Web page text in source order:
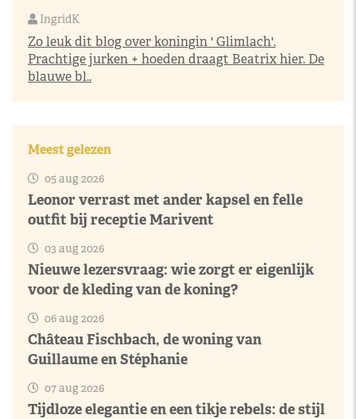
IngridK
Zo leuk dit blog over koningin ' Glimlach'.
Prachtige jurken + hoeden draagt Beatrix hier. De
blauwe bl..
Meest gelezen
05 aug 2026
Leonor verrast met ander kapsel en felle
outfit bij receptie Marivent
03 aug 2026
Nieuwe lezersvraag: wie zorgt er eigenlijk
voor de kleding van de koning?
06 aug 2026
Château Fischbach, de woning van
Guillaume en Stéphanie
07 aug 2026
Tijdloze elegantie en een tikje rebels: de stijl